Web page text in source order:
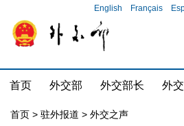
English Français
首页 外交部 外交部长 外
首页 > 驻外报道 > 外交之声